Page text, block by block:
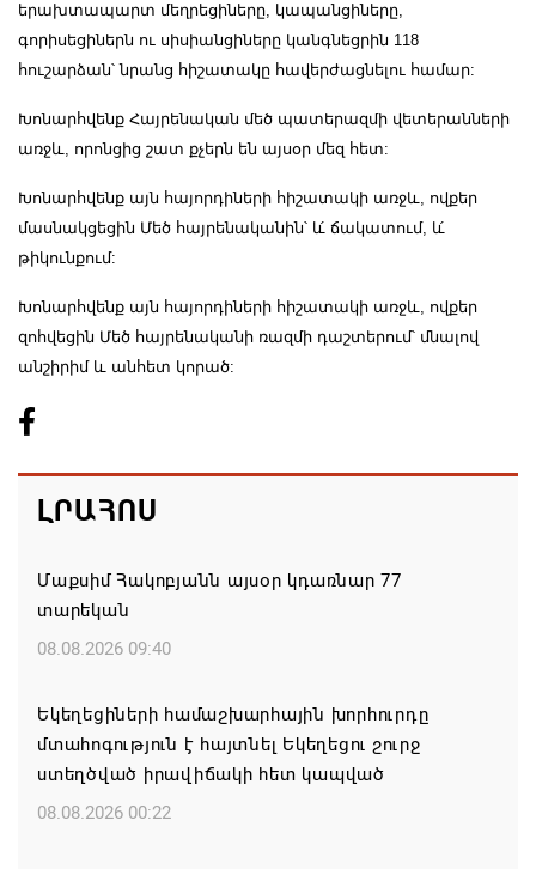
երախտապարտ մեղրեցիները, կապանցիները,
գորիսեցիներն ու սիսիանցիները կանգնեցրին 118
հուշարձան՝ նրանց հիշատակը հավերժացնելու համար:
Խոնարհվենք Հայրենական մեծ պատերազմի վետերանների
առջև, որոնցից շատ քչերն են այսօր մեզ հետ:
Խոնարհվենք այն հայորդիների հիշատակի առջև, ովքեր
մասնակցեցին Մեծ հայրենականին՝ և́ ճակատում, և́
թիկունքում:
Խոնարհվենք այն հայորդիների հիշատակի առջև, ովքեր
զոհվեցին Մեծ հայրենականի ռազմի դաշտերում՝ մնալով
անշիրիմ և անհետ կորած:
ԼՐԱՀՈՍ
Մաքսիմ Հակոբյանն այսօր կդառնար 77
տարեկան
08.08.2026 09:40
Եկեղեցիների համաշխարհային խորհուրդը
մտահոգություն է հայտնել Եկեղեցու շուրջ
ստեղծված իրավիճակի հետ կապված
08.08.2026 00:22